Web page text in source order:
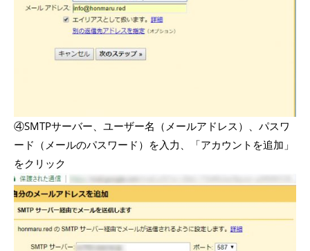
④SMTPサーバー、ユーザー名（メールアドレス）、パスワ
ード（メールのパスワード）を入力、「アカウントを追加」
をクリック